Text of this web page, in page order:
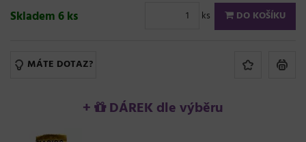
Skladem 6 ks ks DO KOŠÍKU
MÁTE DOTAZ?
+ DÁREK dle výběru